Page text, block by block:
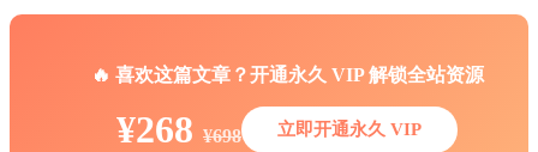
🔥 喜欢这篇文章？开通永久 VIP 解锁全站资源
¥268 ¥698 立即开通永久 VIP